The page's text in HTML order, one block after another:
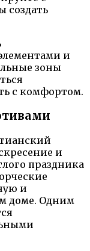
создать
и
зоны
с комфортом.
и
праздника
и
доме. Одним